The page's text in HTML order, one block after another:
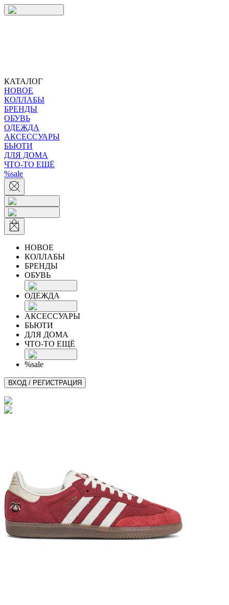
КАТАЛОГ
НОВОЕ
КОЛЛАБЫ
БРЕНДЫ
ОБУВЬ
ОДЕЖДА
АКСЕССУАРЫ
БЬЮТИ
ДЛЯ ДОМА
ЧТО-ТО ЕЩЁ
%sale
НОВОЕ
КОЛЛАБЫ
БРЕНДЫ
ОБУВЬ
ОДЕЖДА
АКСЕССУАРЫ
БЬЮТИ
ДЛЯ ДОМА
ЧТО-ТО ЕЩЁ
%sale
ВХОД / РЕГИСТРАЦИЯ